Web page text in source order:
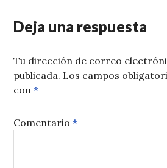
Deja una respuesta
Tu dirección de correo
publicada. Los campos
con*
Comentario*